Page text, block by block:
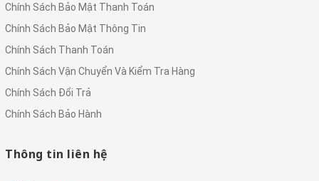
Chính Sách Bảo Mật Thanh Toán
Chính Sách Bảo Mật Thông Tin
Chính Sách Thanh Toán
Chính Sách Vận Chuyển Và Kiểm Tra Hàng
Chính Sách Đổi Trả
Chính Sách Bảo Hành
Thông tin liên hệ